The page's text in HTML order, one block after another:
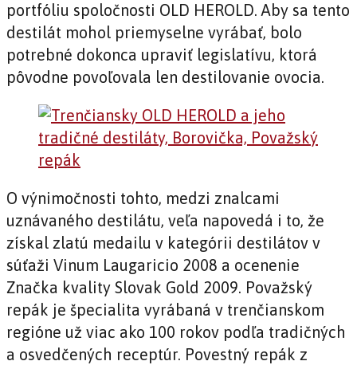
portfóliu spoločnosti OLD HEROLD. Aby sa tento
destilát mohol priemyselne vyrábať, bolo
potrebné dokonca upraviť legislatívu, ktorá
pôvodne povoľovala len destilovanie ovocia.
O výnimočnosti tohto, medzi znalcami
uznávaného destilátu, veľa napovedá i to, že
získal zlatú medailu v kategórii destilátov v
súťaži Vinum Laugaricio 2008 a ocenenie
Značka kvality Slovak Gold 2009. Považský
repák je špecialita vyrábaná v trenčianskom
regióne už viac ako 100 rokov podľa tradičných
a osvedčených receptúr. Povestný repák z